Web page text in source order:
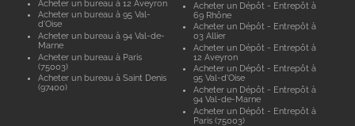
Acheter un bureau à 12 Aveyron
Acheter un bureau à 95 Val-
d'Oise
Acheter un bureau à 94 Val-de-
Marne
Acheter un bureau à Paris
(75003)
Acheter un bureau à Saint Denis
(97400)
Acheter un Dépôt - Entrepôt à
69 Rhône
Acheter un Dépôt - Entrepôt à
03 Allier
Acheter un Dépôt - Entrepôt à
12 Aveyron
Acheter un Dépôt - Entrepôt à
95 Val-d'Oise
Acheter un Dépôt - Entrepôt à
94 Val-de-Marne
Acheter un Dépôt - Entrepôt à
Paris (75003)